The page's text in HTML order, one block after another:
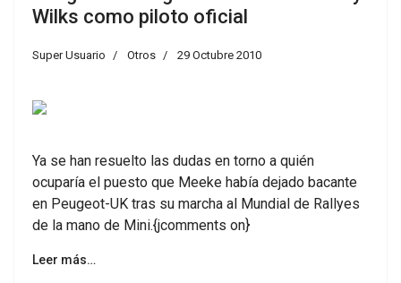
Wilks como piloto oficial
Super Usuario Otros 29 Octubre 2010
Ya se han resuelto las dudas en torno a quién
ocuparía el puesto que Meeke había dejado bacante
en Peugeot-UK tras su marcha al Mundial de Rallyes
de la mano de Mini.{jcomments on}
Leer más…